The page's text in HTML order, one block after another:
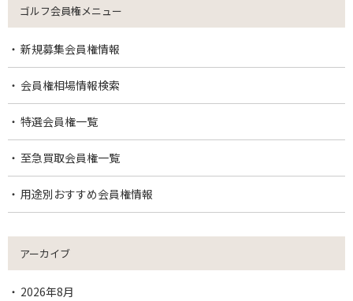
ゴルフ会員権メニュー
新規募集会員権情報
会員権相場情報検索
特選会員権一覧
至急買取会員権一覧
用途別おすすめ会員権情報
アーカイブ
2026年8月